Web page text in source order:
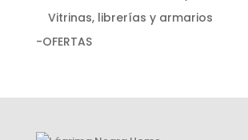
Vitrinas, librerías y armarios
-OFERTAS